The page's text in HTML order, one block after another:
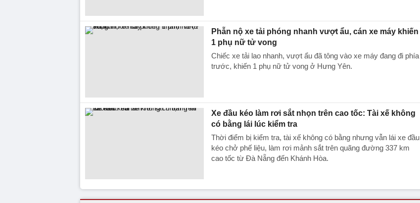
Phẫn nộ xe tải phóng nhanh vượt ẩu, cán xe máy khiến
1 phụ nữ tử vong
Chiếc xe tải lao nhanh, vượt ẩu đã tông vào xe máy đang đi phía
trước, khiến 1 phụ nữ tử vong ở Hưng Yên.
Xe đầu kéo làm rơi sắt nhọn trên cao tốc: Tài xế không
có bằng lái lúc kiểm tra
Thời điểm bị kiểm tra, tài xế không có bằng nhưng vẫn lái xe đầu
kéo chở phế liệu, làm rơi mảnh sắt trên quãng đường 337 km
cao tốc từ Đà Nẵng đến Khánh Hòa.